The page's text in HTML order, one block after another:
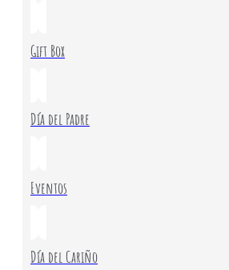
Gift Box
Día del Padre
Eventos
Día del Cariño